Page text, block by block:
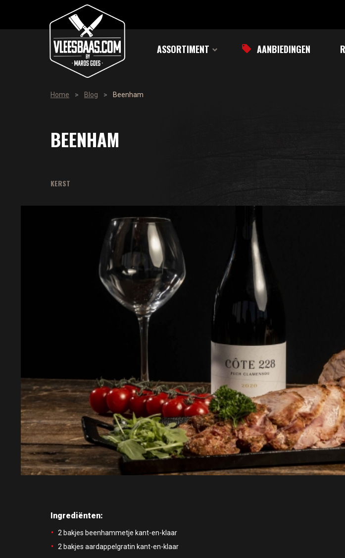
ASSORTIMENT AANBIEDINGEN
Home > Blog > beenham
BEENHAM
KERST
Ingrediënten:
2 bakjes beenhammetje kant-en-klaar
2 bakjes aardappelgratin kant-en-klaar